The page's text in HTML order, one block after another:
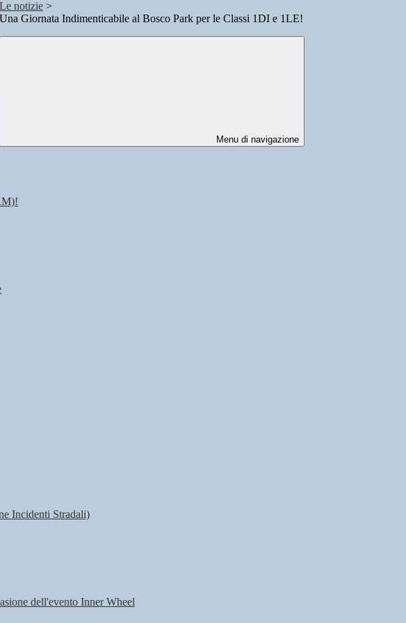
Le notizie >
Una Giornata Indimenticabile al Bosco Park per le Classi 1DI e 1LE!
Menu di navigazione
Incidenti Stradali)
dell'evento Inner Wheel